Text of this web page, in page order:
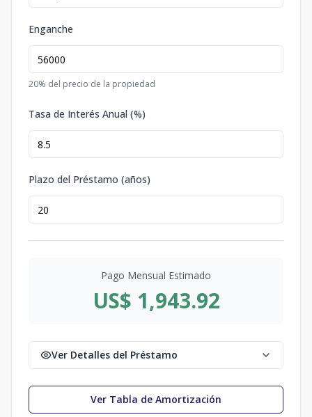
Enganche
20% del precio de la propiedad
Tasa de Interés Anual (%)
Plazo del Préstamo (años)
Pago Mensual Estimado
US$ 1,943.92
Ver Detalles del Préstamo
Ver Tabla de Amortización